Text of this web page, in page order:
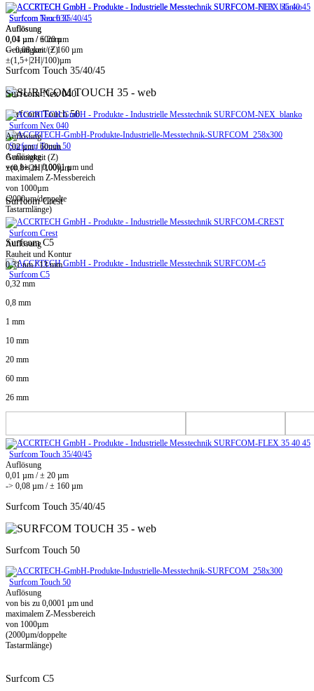
Surfcom Touch 35/40/45
Auflösung
0,01 µm / ± 20 µm
-> 0,08 µm / ± 160 µm
Surfcom Touch 35/40/45
Surfcom Touch 50
Surfcom Touch 50
Auflösung
von bis zu 0,0001 µm und
maximalem Z-Messbereich
von 1000µm
(2000µm/doppelte
Tastarmlänge)
Surfcom C5
Surfcom C5
Surfcom Nex 030
Auflösung
0,04 µm / 60mm
Genauigkeit (Z)
±(1,5+|2H|/100)µm
Surfcom Nex 040
Surfcom Nex 040
Auflösung
0,02 µm / 60mm
Genauigkeit (Z)
±(0,8+|2H|/100)µm
Surfcom Crest
Surfcom Crest
Auflösung
Rauheit und Kontur
0,31 nm / 13 mm
0,32 mm
0,8 mm
1 mm
10 mm
20 mm
60 mm
26 mm
Surfcom Touch 35/40/45
Auflösung
0,01 µm / ± 20 µm
-> 0,08 µm / ± 160 µm
Surfcom Touch 35/40/45
Surfcom Touch 50
Surfcom Touch 50
Auflösung
von bis zu 0,0001 µm und
maximalem Z-Messbereich
von 1000µm
(2000µm/doppelte
Tastarmlänge)
Surfcom C5